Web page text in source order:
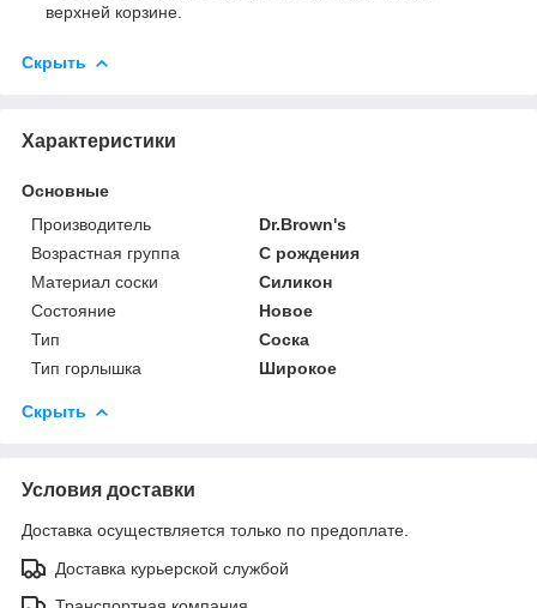
верхней корзине.
Скрыть
Характеристики
Основные
Производитель
Dr.Brown's
Возрастная группа
С рождения
Материал соски
Силикон
Состояние
Новое
Тип
Соска
Тип горлышка
Широкое
Скрыть
Условия доставки
Доставка осуществляется только по предоплате.
Доставка курьерской службой